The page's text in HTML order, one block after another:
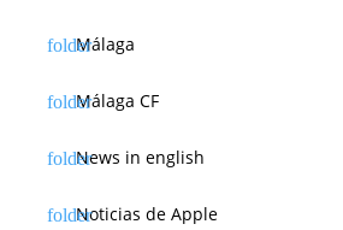
Málaga
Málaga CF
News in english
Noticias de Apple